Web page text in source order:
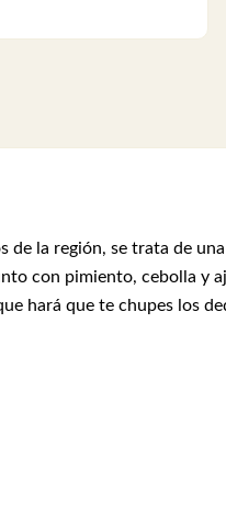
de la región, se trata de
con pimiento, cebolla y
hará que te chupes los